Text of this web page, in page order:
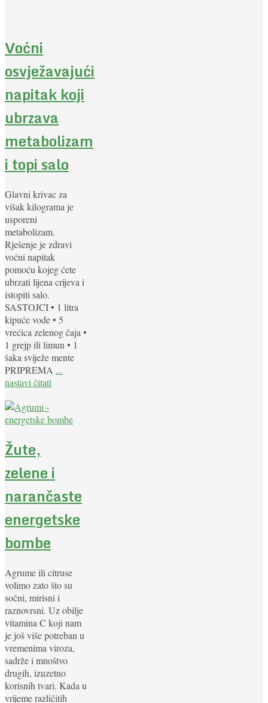
Voćni
osvježavajući
napitak koji
ubrzava
metabolizam
i topi salo
Glavni krivac za
višak kilograma je
usporeni
metabolizam.
Rješenje je zdravi
voćni napitak
pomoću kojeg ćete
ubrzati lijena crijeva i
istopiti salo.
SASTOJCI • 1 litra
kipuće vode • 5
vrećica zelenog čaja •
1 grejp ili limun • 1
šaka sviježe mente
PRIPREMA ...
nastavi čitati
Žute,
zelene i
narančaste
energetske
bombe
Agrume ili citruse
volimo zato što su
sočni, mirisni i
raznovrsni. Uz obilje
vitamina C koji nam
je još više potreban u
vremenima viroza,
sadrže i mnoštvo
drugih, izuzetno
korisnih tvari. Kada u
vrijeme različitih